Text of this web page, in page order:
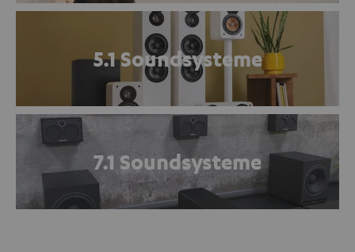
5.1 Soundsysteme
7.1 Soundsysteme